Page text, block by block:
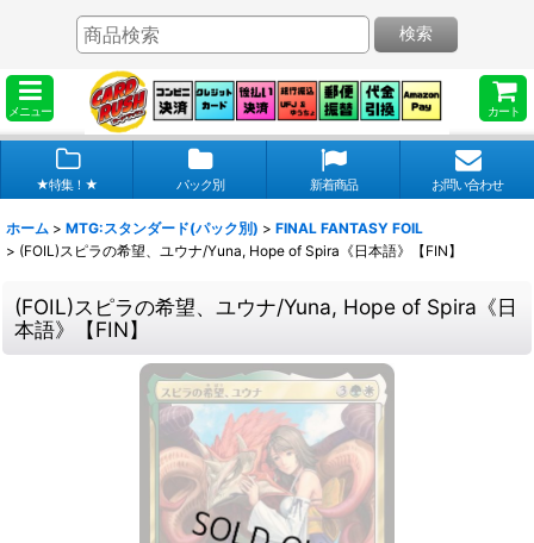
メニュー カート
検索
★特集！★ パック別 新着商品 お問い合わせ
ホーム > MTG:スタンダード(パック別) > FINAL FANTASY FOIL
> (FOIL)スピラの希望、ユウナ/Yuna, Hope of Spira《日本語》【FIN】
(FOIL)スピラの希望、ユウナ/Yuna, Hope of Spira《日
本語》【FIN】